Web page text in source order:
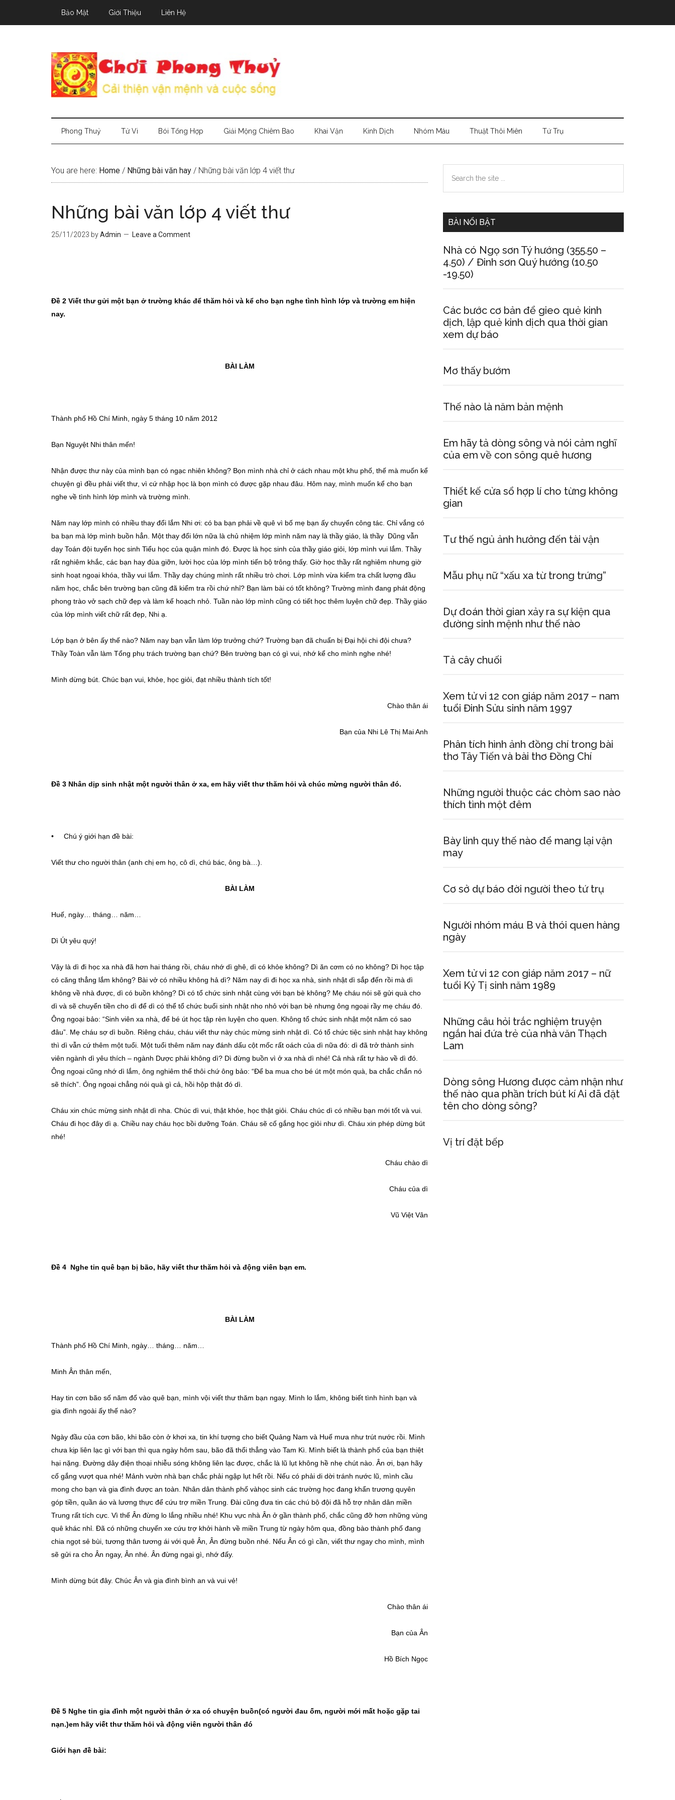
Bảo Mật Giới Thiệu Liên Hệ
Phong Thuỷ Tử Vi Bói Tổng Hợp Giải Mộng Chiêm Bao Khai Vận Kinh Dịch Nhóm Máu Thuật Thôi Miên Tứ Trụ
You are here: Home / Những bài văn hay / Những bài văn lớp 4 viết thư
Những bài văn lớp 4 viết thư
25/11/2023 byAdmin Leave a Comment
Đề 2 Viết thư gửi một bạn ở trường khác để thăm hỏi và kể cho bạn nghe tình hình lớp và trường em hiện
nay.
BÀI LÀM
Thành phố Hồ Chí Minh, ngày 5 tháng 10 năm 2012
Bạn Nguyệt Nhi thân mến!
Nhận được thư này của mình bạn có ngạc nhiên không? Bọn mình nhà chỉ ở cách nhau một khu phố, thế mà muốn kể
chuyện gì đều phải viết thư, vì cứ nhập học là bọn mình có được gặp nhau đâu. Hôm nay, mình muốn kể cho bạn
nghe về tình hình lớp mình và trường mình.
Năm nay lớp mình có nhiều thay đổi lắm Nhi ơi: có ba bạn phải về quê vì bố mẹ bạn ấy chuyển công tác. Chỉ vắng có
ba bạn mà lớp mình buồn hẳn. Một thay đổi lớn nữa là chủ nhiệm lớp mình năm nay là thầy giáo, là thầy Dũng vẫn
dạy Toán đội tuyển học sinh Tiểu học của quận mình đó. Được là học sinh của thầy giáo giỏi, lớp mình vui lắm. Thầy
rất nghiêm khắc, các bạn hay đùa giỡn, lười học của lớp mình tiến bộ trông thấy. Giờ học thầy rất nghiêm nhưng giờ
sinh hoạt ngoại khóa, thầy vui lắm. Thầy dạy chúng mình rất nhiều trò chơi. Lớp mình vừa kiểm tra chất lượng đầu
năm học, chắc bên trường bạn cũng đã kiểm tra rồi chứ nhỉ? Bạn làm bài có tốt không? Trường mình đang phát động
phong trào vở sạch chữ đẹp và làm kế hoạch nhỏ. Tuần nào lớp mình cũng có tiết học thêm luyện chữ đẹp. Thầy giáo
của lớp mình viết chữ rất đẹp, Nhi ạ.
Lớp bạn ở bên ấy thế nào? Năm nay bạn vẫn làm lớp trưởng chứ? Trường bạn đã chuẩn bị Đại hội chi đội chưa?
Thầy Toàn vẫn làm Tổng phụ trách trường bạn chứ? Bên trường bạn có gì vui, nhớ kể cho mình nghe nhé!
Mình dừng bút. Chúc bạn vui, khỏe, học giỏi, đạt nhiều thành tích tốt!
Chào thân ái
Bạn của Nhi Lê Thị Mai Anh
Đề 3 Nhân dịp sinh nhật một người thân ở xa, em hãy viết thư thăm hỏi và chúc mừng người thân đó.
• Chú ý giới hạn đề bài:
Viết thư cho người thân (anh chị em họ, cô dì, chú bác, ông bà…).
BÀI LÀM
Huế, ngày… tháng… năm…
Dì Út yêu quý!
Vậy là dì đi học xa nhà đã hơn hai tháng rồi, cháu nhớ dì ghê, dì có khỏe không? Dì ăn cơm có no không? Dì học tập
có căng thẳng lắm không? Bài vở có nhiều không hả dì? Năm nay dì đi học xa nhà, sinh nhật dì sắp đến rồi mà dì
không về nhà được, dì có buồn không? Dì có tổ chức sinh nhật cùng với bạn bè không? Mẹ cháu nói sẽ gửi quà cho
dì và sẽ chuyển tiền cho dì để dì có thể tổ chức buổi sinh nhật nho nhỏ với bạn bè nhưng ông ngoại rầy mẹ cháu đó.
Ông ngoại bảo: “Sinh viên xa nhà, để bé út học tập rèn luyện cho quen. Không tổ chức sinh nhật một năm có sao
đâu”. Mẹ cháu sợ dì buồn. Riêng cháu, cháu viết thư này chúc mừng sinh nhật dì. Có tổ chức tiệc sinh nhật hay không
thì dì vẫn cứ thêm một tuổi. Một tuổi thêm năm nay đánh dấu cột mốc rất oách của dì nữa đó: dì đã trở thành sinh
viên ngành dì yêu thích – ngành Dược phải không dì? Dì đừng buồn vì ở xa nhà dì nhé! Cả nhà rất tự hào về dì đó.
Ông ngoại cũng nhớ dì lắm, ông nghiêm thế thôi chứ ông bảo: “Để ba mua cho bé út một món quà, ba chắc chắn nó
sẽ thích”. Ông ngoại chẳng nói quà gì cả, hồi hộp thật đó dì.
Cháu xin chúc mừng sinh nhật dì nha. Chúc dì vui, thật khỏe, học thật giỏi. Cháu chúc dì có nhiều bạn mới tốt và vui.
Cháu đi học đây dì ạ. Chiều nay cháu học bồi dưỡng Toán. Cháu sẽ cố gắng học giỏi như dì. Cháu xin phép dừng bút
nhé!
Cháu chào dì
Cháu của dì
Vũ Việt Vân
Đề 4 Nghe tin quê bạn bị bão, hãy viết thư thăm hỏi và động viên bạn em.
BÀI LÀM
Thành phố Hồ Chí Minh, ngày… tháng… năm…
Minh Ân thân mến,
Hay tin cơn bão số năm đổ vào quê bạn, mình vội viết thư thăm bạn ngay. Mình lo lắm, không biết tình hình bạn và
gia đình ngoài ấy thế nào?
Ngày đầu của cơn bão, khi bão còn ở khơi xa, tin khí tượng cho biết Quảng Nam và Huế mưa như trút nước rồi. Mình
chưa kịp liên lạc gì với bạn thì qua ngày hôm sau, bão đã thổi thẳng vào Tam Kì. Mình biết là thành phố của bạn thiệt
hại nặng. Đường dây điện thoại nhiễu sóng không liên lạc được, chắc là lũ lụt không hề nhẹ chút nào. Ân ơi, bạn hãy
cố gắng vượt qua nhé! Mảnh vườn nhà bạn chắc phải ngập lụt hết rồi. Nếu có phải di dời tránh nước lũ, mình cầu
mong cho bạn và gia đình được an toàn. Nhân dân thành phố vàhọc sinh các trường học đang khẩn trương quyên
góp tiền, quần áo và lương thực để cứu trợ miền Trung. Đài cũng đưa tin các chú bộ đội đã hỗ trợ nhân dân miền
Trung rất tích cực. Vì thế Ân đừng lo lắng nhiều nhé! Khu vực nhà Ân ở gần thành phố, chắc cũng đỡ hơn những vùng
quê khác nhỉ. Đã có những chuyến xe cứu trợ khởi hành về miền Trung từ ngày hôm qua, đồng bào thành phố đang
chia ngọt sẻ bùi, tương thân tương ái với quê Ân, Ân đừng buồn nhé. Nếu Ân có gì cần, viết thư ngay cho mình, mình
sẽ gửi ra cho Ân ngay, Ân nhé. Ân đừng ngại gì, nhớ đấy.
Mình dừng bút đây. Chúc Ân và gia đình bình an và vui vẻ!
Chào thân ái
Bạn của Ân
Hồ Bích Ngọc
Đề 5 Nghe tin gia đình một người thân ở xa có chuyện buồn(có người đau ốm, người mới mất hoặc gặp tai
nạn.)em hãy viết thư thăm hỏi và động viên người thân đó
Giới hạn đề bài:
Primary
Sidebar
the
BÀI NỔI BẬT
Nhà có Ngọ sơn Tý hướng (355.50 –
4.50) / Đinh sơn Quý hướng (10.50
-19.50)
Các bước cơ bản để gieo quẻ kinh
dịch, lập quẻ kinh dịch qua thời gian
xem dự báo
Mơ thấy bướm
Thế nào là năm bản mệnh
Em hãy tả dòng sông và nói cảm nghĩ
của em về con sông quê hương
Thiết kế cửa sổ hợp lí cho từng không
gian
Tư thế ngủ ảnh hưởng đến tài vận
Mẫu phụ nữ “xấu xa từ trong trứng”
Dự đoán thời gian xảy ra sự kiện qua
đường sinh mệnh như thế nào
Tả cây chuối
Xem tử vi 12 con giáp năm 2017 – nam
tuổi Đinh Sửu sinh năm 1997
Phân tích hình ảnh đồng chí trong bài
thơ Tây Tiến và bài thơ Đồng Chí
Những người thuộc các chòm sao nào
thích tình một đêm
Bày linh quy thế nào để mang lại vận
may
Cơ sở dự báo đời người theo tứ trụ
Người nhóm máu B và thói quen hàng
ngày
Xem tử vi 12 con giáp năm 2017 – nữ
tuổi Kỷ Tị sinh năm 1989
Những câu hỏi trắc nghiệm truyện
ngắn hai đứa trẻ của nhà văn Thạch
Lam
Dòng sông Hương được cảm nhận như
thế nào qua phần trích bút kí Ai đã đặt
tên cho dòng sông?
Vị trí đặt bếp